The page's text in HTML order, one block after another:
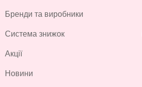
Бренди та виробники
Система знижок
Акції
Новини